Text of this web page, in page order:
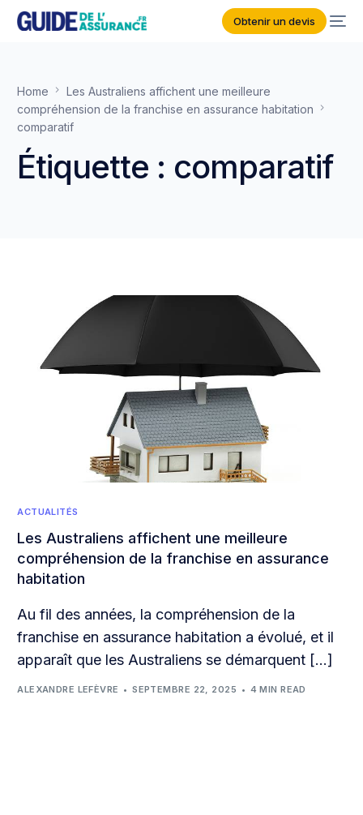
Obtenir un devis
Home
Les Australiens affichent une meilleure
compréhension de la franchise en assurance habitation
comparatif
Étiquette : comparatif
ACTUALITÉS
Les Australiens affichent une meilleure
compréhension de la franchise en assurance
habitation
Au fil des années, la compréhension de la
franchise en assurance habitation a évolué, et il
apparaît que les Australiens se démarquent […]
ALEXANDRE LEFÈVRE SEPTEMBRE 22, 2025 4 MIN READ